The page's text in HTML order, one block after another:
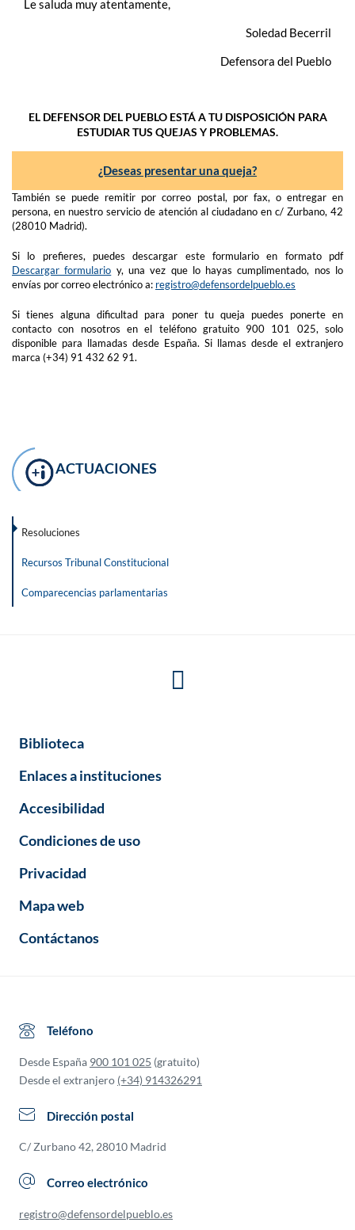
Le saluda muy atentamente,
Soledad Becerril
Defensora del Pueblo
EL DEFENSOR DEL PUEBLO ESTÁ A TU DISPOSICIÓN PARA
ESTUDIAR TUS QUEJAS Y PROBLEMAS.
¿Deseas presentar una queja?
También se puede remitir por correo postal, por fax, o entregar en
persona, en nuestro servicio de atención al ciudadano en c/ Zurbano, 42
(28010 Madrid).
Si lo prefieres, puedes descargar este formulario en formato pdf
Descargar formulario y, una vez que lo hayas cumplimentado, nos lo
envías por correo electrónico a: registro@defensordelpueblo.es
Si tienes alguna dificultad para poner tu queja puedes ponerte en
contacto con nosotros en el teléfono gratuito 900 101 025, solo
disponible para llamadas desde España. Si llamas desde el extranjero
marca (+34) 91 432 62 91.
ACTUACIONES
Resoluciones
Recursos Tribunal Constitucional
Comparecencias parlamentarias
Biblioteca
Enlaces a instituciones
Accesibilidad
Condiciones de uso
Privacidad
Mapa web
Contáctanos
Teléfono
Desde España 900 101 025 (gratuito)
Desde el extranjero (+34) 914326291
Dirección postal
C/ Zurbano 42, 28010 Madrid
Correo electrónico
registro@defensordelpueblo.es